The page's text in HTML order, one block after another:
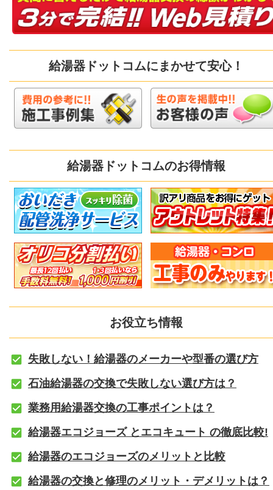
給湯器ドットコムにまかせて安心！
給湯器ドットコムのお得情報
お役立ち情報
失敗しない！給湯器のメーカーや型番の選び方
石油給湯器の交換で失敗しない選び方は？
業務用給湯器交換の工事ポイントは？
給湯器エコジョーズ とエコキュート の徹底比較!
給湯器のエコジョーズのメリットと比較
給湯器の交換と修理のメリット・デメリットは？